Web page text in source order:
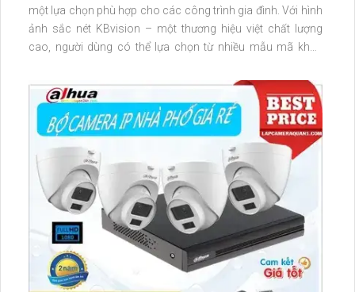
một lựa chọn phù hợp cho các công trình gia đình. Với hình
ảnh sắc nét KBvision – một thương hiệu việt chất lượng
cao, người dùng có thể lựa chọn từ nhiều mẫu mã khác